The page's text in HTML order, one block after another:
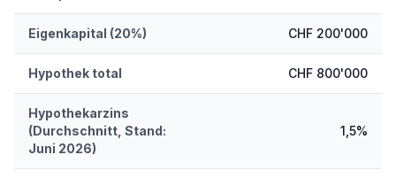
Eigenkapital (20%) CHF 200'000
Hypothek total CHF 800'000
Hypothekarzins
(Durchschnitt, Stand:
Juni 2026)
1,5%